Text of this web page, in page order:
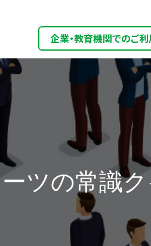
ライセン
搭載機能一
リリースノ
変換ツール
能
機能とマ
オプショ
企業・教育機関でのご
ツの常識